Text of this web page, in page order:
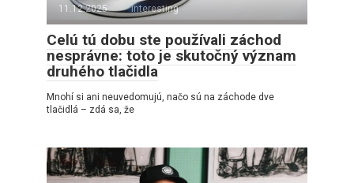
11.12.2025 interesting
Celú tú dobu ste používali záchod
nesprávne: toto je skutočný význam
druhého tlačidla
Mnohí si ani neuvedomujú, načo sú na záchode dve
tlačidlá – zdá sa, že